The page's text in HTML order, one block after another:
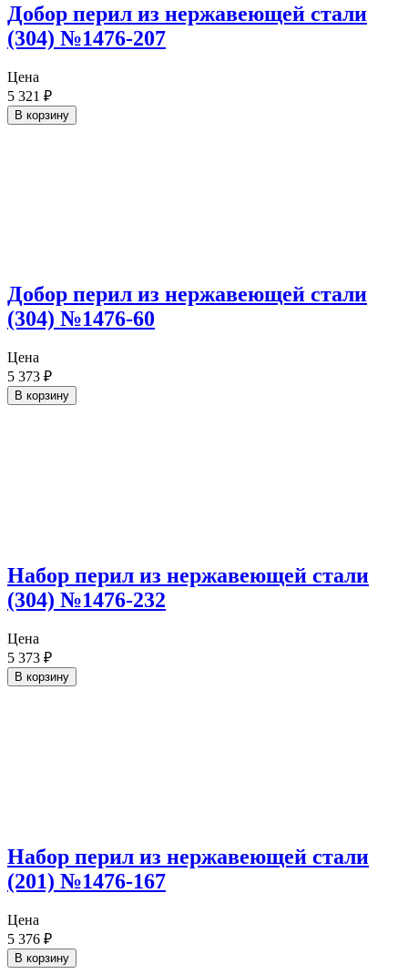
Добор перил из нержавеющей стали
(304) №1476-207
Цена
5 321 ₽
В корзину
Добор перил из нержавеющей стали
(304) №1476-60
Цена
5 373 ₽
В корзину
Набор перил из нержавеющей стали
(304) №1476-232
Цена
5 373 ₽
В корзину
Набор перил из нержавеющей стали
(201) №1476-167
Цена
5 376 ₽
В корзину